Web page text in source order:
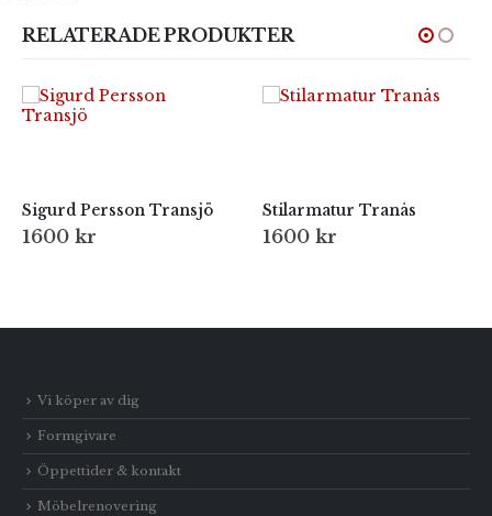
RELATERADE PRODUKTER
Sigurd Persson Transjö
1600 kr
Stilarmatur Tranås
1600 kr
Vi köper av dig
Formgivare
Öppettider & kontakt
Möbelrenovering